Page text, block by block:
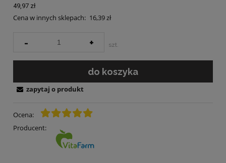
49,97 zł
Cena w innych sklepach: 16,39 zł
- + szt.
do koszyka
Ocena:
Producent:
zapytaj o produkt